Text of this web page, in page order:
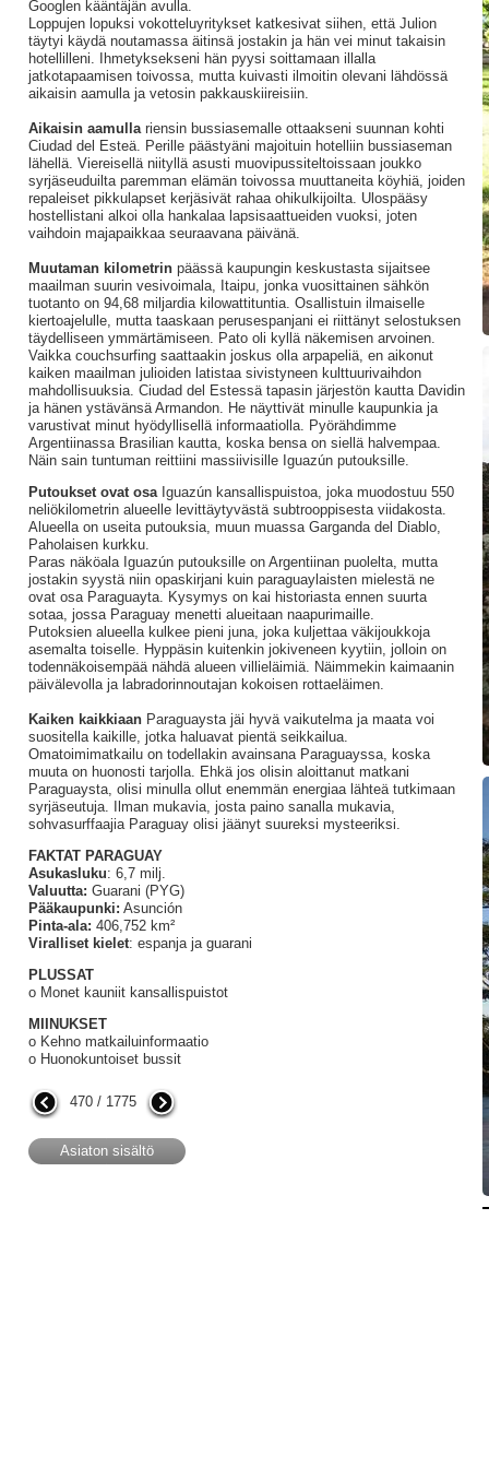
Googlen kääntäjän avulla.
Loppujen lopuksi vokotteluyritykset katkesivat siihen, että Julion
täytyi käydä noutamassa äitinsä jostakin ja hän vei minut takaisin
hotellilleni. Ihmetyksekseni hän pyysi soittamaan illalla
jatkotapaamisen toivossa, mutta kuivasti ilmoitin olevani lähdössä
aikaisin aamulla ja vetosin pakkauskiireisiin.
Aikaisin aamullariensin bussiasemalle ottaakseni suunnan kohti
Ciudad del Esteä. Perille päästyäni majoituin hotelliin bussiaseman
lähellä. Viereisellä niityllä asusti muovipussiteltoissaan joukko
syrjäseuduilta paremman elämän toivossa muuttaneita köyhiä, joiden
repaleiset pikkulapset kerjäsivät rahaa ohikulkijoilta. Ulospääsy
hostellistani alkoi olla hankalaa lapsisaattueiden vuoksi, joten
vaihdoin majapaikkaa seuraavana päivänä.
Muutaman kilometrinpäässä kaupungin keskustasta sijaitsee
maailman suurin vesivoimala, Itaipu, jonka vuosittainen sähkön
tuotanto on 94,68 miljardia kilowattituntia. Osallistuin ilmaiselle
kiertoajelulle, mutta taaskaan perusespanjani ei riittänyt selostuksen
täydelliseen ymmärtämiseen. Pato oli kyllä näkemisen arvoinen.
Vaikka couchsurfing saattaakin joskus olla arpapeliä, en aikonut
kaiken maailman julioiden latistaa sivistyneen kulttuurivaihdon
mahdollisuuksia. Ciudad del Estessä tapasin järjestön kautta Davidin
ja hänen ystävänsä Armandon. He näyttivät minulle kaupunkia ja
varustivat minut hyödyllisellä informaatiolla. Pyörähdimme
Argentiinassa Brasilian kautta, koska bensa on siellä halvempaa.
Näin sain tuntuman reittiini massiivisille Iguazún putouksille.
Putoukset ovat osaIguazún kansallispuistoa, joka muodostuu 550
neliökilometrin alueelle levittäytyvästä subtrooppisesta viidakosta.
Alueella on useita putouksia, muun muassa Garganda del Diablo,
Paholaisen kurkku.
Paras näköala Iguazún putouksille on Argentiinan puolelta, mutta
jostakin syystä niin opaskirjani kuin paraguaylaisten mielestä ne
ovat osa Paraguayta. Kysymys on kai historiasta ennen suurta
sotaa, jossa Paraguay menetti alueitaan naapurimaille.
Putoksien alueella kulkee pieni juna, joka kuljettaa väkijoukkoja
asemalta toiselle. Hyppäsin kuitenkin jokiveneen kyytiin, jolloin on
todennäkoisempää nähdä alueen villieläimiä. Näimmekin kaimaanin
päivälevolla ja labradorinnoutajan kokoisen rottaeläimen.
Kaiken kaikkiaanParaguaysta jäi hyvä vaikutelma ja maata voi
suositella kaikille, jotka haluavat pientä seikkailua.
Omatoimimatkailu on todellakin avainsana Paraguayssa, koska
muuta on huonosti tarjolla. Ehkä jos olisin aloittanut matkani
Paraguaysta, olisi minulla ollut enemmän energiaa lähteä tutkimaan
syrjäseutuja. Ilman mukavia, josta paino sanalla mukavia,
sohvasurffaajia Paraguay olisi jäänyt suureksi mysteeriksi.
FAKTAT PARAGUAY
Asukasluku: 6,7 milj.
Valuutta: Guarani (PYG)
Pääkaupunki: Asunción
Pinta-ala: 406,752 km²
Viralliset kielet: espanja ja guarani
PLUSSAT
o Monet kauniit kansallispuistot
MIINUKSET
o Kehno matkailuinformaatio
o Huonokuntoiset bussit
470 / 1775
Asiaton sisältö